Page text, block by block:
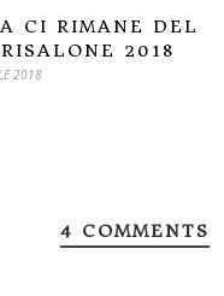
CI RIMANE DEL
2018
2018
4 COMMENTS